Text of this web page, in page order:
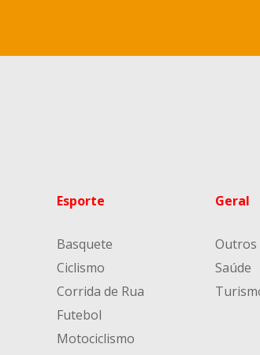
Esporte
Basquete
Ciclismo
Corrida de Rua
Futebol
Motociclismo
Geral
Outros
Saúde